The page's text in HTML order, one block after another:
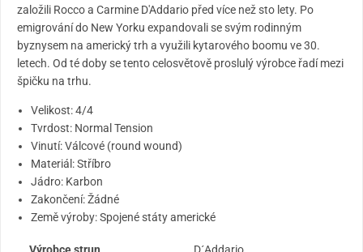
založili Rocco a Carmine D'Addario před více než sto lety. Po
emigrování do New Yorku expandovali se svým rodinným
byznysem na americký trh a využili kytarového boomu ve 30.
letech. Od té doby se tento celosvětově proslulý výrobce řadí mezi
špičku na trhu.
Velikost: 4/4
Tvrdost: Normal Tension
Vinutí: Válcové (round wound)
Materiál: Stříbro
Jádro: Karbon
Zakončení: Žádné
Země výroby: Spojené státy americké